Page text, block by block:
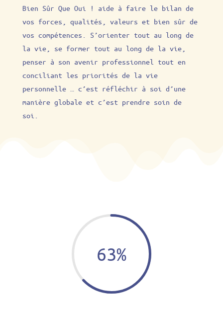
Bien Sûr Que Oui ! aide à faire le bilan de
vos forces, qualités, valeurs et bien sûr de
vos compétences. S’orienter tout au long de
la vie, se former tout au long de la vie,
penser à son avenir professionnel tout en
conciliant les priorités de la vie
personnelle … c’est réfléchir à soi d’une
manière globale et c’est prendre soin de
soi.
63%